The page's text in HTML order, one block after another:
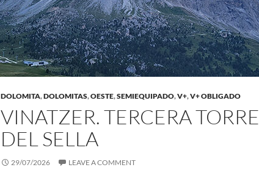
DOLOMITA,DOLOMITAS,OESTE,SEMIEQUIPADO,V+,V+ OBLIGADO
VINATZER. TERCERA TORRE
DEL SELLA
29/07/2026 LEAVE A COMMENT